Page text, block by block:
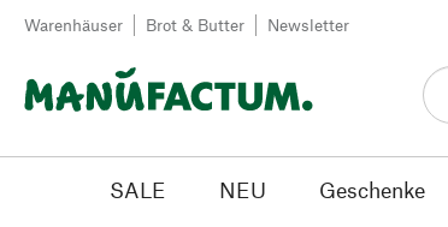
Zum Inhalt springen
Warenhäuser Brot & Butter Newsletter
SALE NEU Geschenke